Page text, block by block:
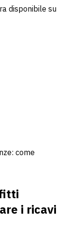
disponibile su
come
i ricavi